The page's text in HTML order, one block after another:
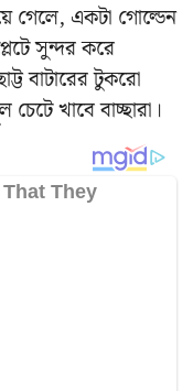
গেলে, একটা গোল্ডেন
সুন্দর করে
বাটারের টুকরো
খাবে বাচ্ছারা।